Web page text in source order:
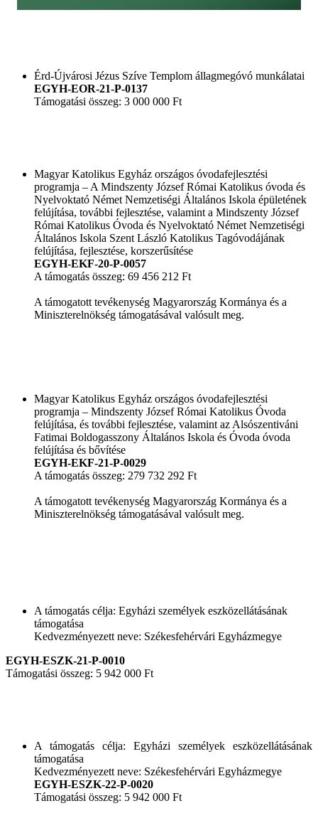
Érd-Újvárosi Jézus Szíve Templom állagmegóvó munkálatai
EGYH-EOR-21-P-0137
Támogatási összeg: 3 000 000 Ft
Magyar Katolikus Egyház országos óvodafejlesztési
programja – A Mindszenty József Római Katolikus óvoda és
Nyelvoktató Német Nemzetiségi Általános Iskola épületének
felújítása, további fejlesztése, valamint a Mindszenty József
Római Katolikus Óvoda és Nyelvoktató Német Nemzetiségi
Általános Iskola Szent László Katolikus Tagóvodájának
felújítása, fejlesztése, korszerűsítése
EGYH-EKF-20-P-0057
A támogatás összeg: 69 456 212 Ft
A támogatott tevékenység Magyarország Kormánya és a
Miniszterelnökség támogatásával valósult meg.
Magyar Katolikus Egyház országos óvodafejlesztési
programja – Mindszenty József Római Katolikus Óvoda
felújítása, és további fejlesztése, valamint az Alsószentiváni
Fatimai Boldogasszony Általános Iskola és Óvoda óvoda
felújítása és bővítése
EGYH-EKF-21-P-0029
A támogatás összeg: 279 732 292 Ft
A támogatott tevékenység Magyarország Kormánya és a
Miniszterelnökség támogatásával valósult meg.
A támogatás célja: Egyházi személyek eszközellátásának
támogatása
Kedvezményezett neve: Székesfehérvári Egyházmegye
EGYH-ESZK-21-P-0010
Támogatási összeg: 5 942 000 Ft
A támogatás célja: Egyházi személyek eszközellátásának
támogatása
Kedvezményezett neve: Székesfehérvári Egyházmegye
EGYH-ESZK-22-P-0020
Támogatási összeg: 5 942 000 Ft